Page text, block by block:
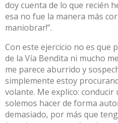
doy cuenta de lo que recién
esa no fue la manera más
maniobrar!”.
Con este ejercicio no es que
de la Vía Bendita ni mucho
me parece aburrido y
simplemente estoy
volante. Me explico:
solemos hacer de forma
demasiado, por más que